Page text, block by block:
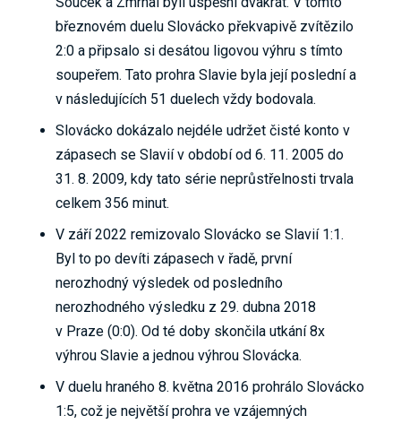
březnovém duelu Slovácko překvapivě zvítězilo
2:0 a připsalo si desátou ligovou výhru s tímto
soupeřem. Tato prohra Slavie byla její poslední a
v následujících 51 duelech vždy bodovala.
Slovácko dokázalo nejdéle udržet čisté konto v
zápasech se Slavií v období od 6. 11. 2005 do
31. 8. 2009, kdy tato série neprůstřelnosti trvala
celkem 356 minut.
V září 2022 remizovalo Slovácko se Slavií 1:1.
Byl to po devíti zápasech v řadě, první
nerozhodný výsledek od posledního
nerozhodného výsledku z 29. dubna 2018
v Praze (0:0). Od té doby skončila utkání 8x
výhrou Slavie a jednou výhrou Slovácka.
V duelu hraného 8. května 2016 prohrálo Slovácko
1:5, což je největší prohra ve vzájemných